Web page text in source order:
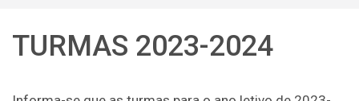
TURMAS 2023-2024